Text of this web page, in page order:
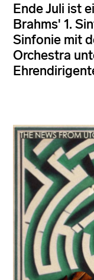
Ende Juli ist
Brahms' 1.
Sinfonie mit
Orchestra